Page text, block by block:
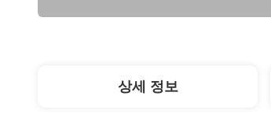
상세 정보